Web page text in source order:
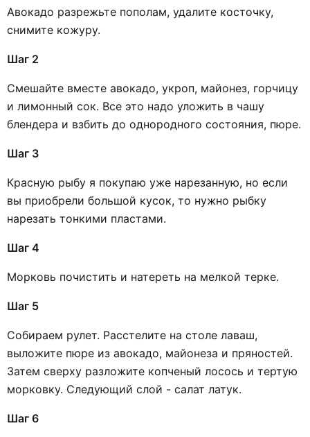
Авокадо разрежьте пополам, удалите косточку,
снимите кожуру.
Шаг 2
Смешайте вместе авокадо, укроп, майонез, горчицу
и лимонный сок. Все это надо уложить в чашу
блендера и взбить до однородного состояния, пюре.
Шаг 3
Красную рыбу я покупаю уже нарезанную, но если
вы приобрели большой кусок, то нужно рыбку
нарезать тонкими пластами.
Шаг 4
Морковь почистить и натереть на мелкой терке.
Шаг 5
Собираем рулет. Расстелите на столе лаваш,
выложите пюре из авокадо, майонеза и пряностей.
Затем сверху разложите копченый лосось и тертую
морковку. Следующий слой - салат латук.
Шаг 6